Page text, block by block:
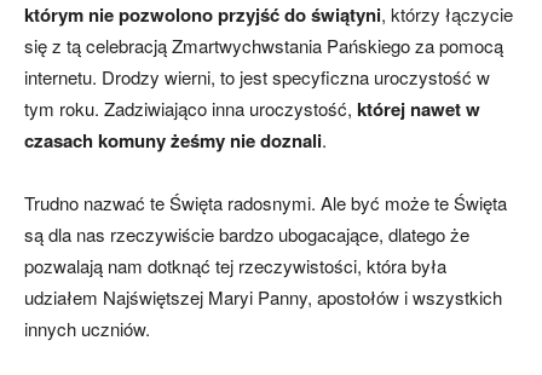
którym nie pozwolono przyjść do świątyni, którzy łączycie
się z tą celebracją Zmartwychwstania Pańskiego za pomocą
internetu. Drodzy wierni, to jest specyficzna uroczystość w
tym roku. Zadziwiająco inna uroczystość, której nawet w
czasach komuny żeśmy nie doznali.
Trudno nazwać te Święta radosnymi. Ale być może te Święta
są dla nas rzeczywiście bardzo ubogacające, dlatego że
pozwalają nam dotknąć tej rzeczywistości, która była
udziałem Najświętszej Maryi Panny, apostołów i wszystkich
innych uczniów.